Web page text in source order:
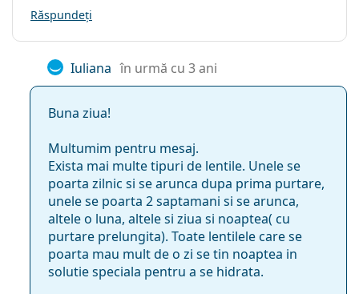
Răspundeți
Iuliana în urmă cu 3 ani
Buna ziua!
Multumim pentru mesaj.
Exista mai multe tipuri de lentile. Unele se
poarta zilnic si se arunca dupa prima purtare,
unele se poarta 2 saptamani si se arunca,
altele o luna, altele si ziua si noaptea( cu
purtare prelungita). Toate lentilele care se
poarta mau mult de o zi se tin noaptea in
solutie speciala pentru a se hidrata.